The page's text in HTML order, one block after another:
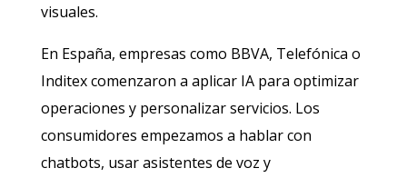
visuales.
En España, empresas como BBVA, Telefónica o
Inditex comenzaron a aplicar IA para optimizar
operaciones y personalizar servicios. Los
consumidores empezamos a hablar con
chatbots, usar asistentes de voz y